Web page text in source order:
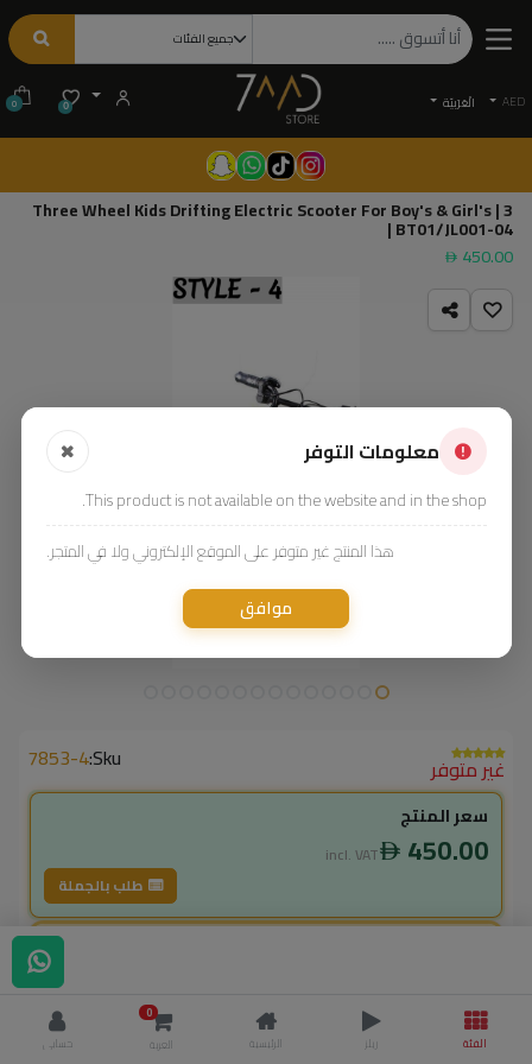
AED الْعَرَبيّة 0
0
3 Three Wheel Kids Drifting Electric Scooter For Boy's & Girl's |
BT01/JL001-04 |
450.00
غير متوفر Sku:
7853-4
سعر المنتج
450.00
incl. VAT
طلب بالجملة
450.00 وفر45.00
معلومات التوفر
This product is not available on the website and in the shop.
هذا المنتج غير متوفر على الموقع الإلكتروني ولا في المتجر.
موافق
الفئة ريلز الرئيسية
0
العربة
حسابي